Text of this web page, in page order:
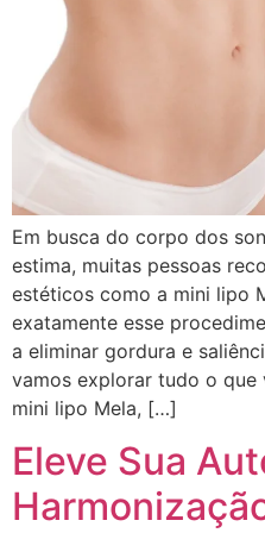
Em busca do corpo dos
estima, muitas pessoas
estéticos como a mini lipo
exatamente esse
a eliminar gordura e
vamos explorar tudo o que
mini lipo Mela, […]
Eleve Sua